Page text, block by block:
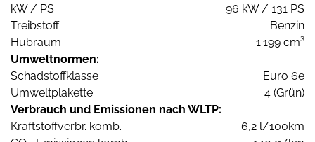
kW / PS
96 kW / 131 PS
Treibstoff
Benzin
Hubraum
1.199 cm³
Umweltnormen:
Schadstoffklasse
Euro 6e
Umweltplakette
4 (Grün)
Verbrauch und Emissionen nach WLTP:
Kraftstoffverbr. komb.
6,2 l/100km